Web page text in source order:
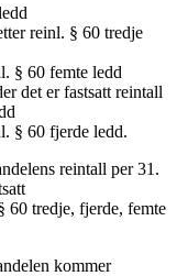
reinl. § 60 tredje
§ 60 femte ledd
det er fastsatt reintall
§ 60 fjerde ledd.
reintall per 31.
60 tredje, fjerde, femte
kommer